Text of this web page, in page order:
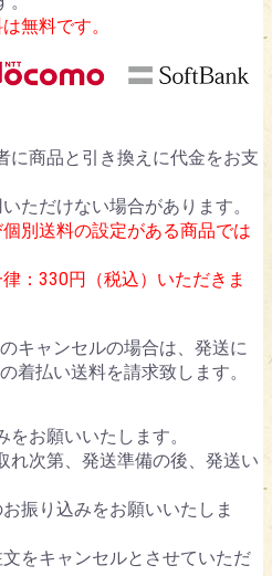
無料です。
に商品と引き換えに代金をお支
ただけない場合があります。
別送料の設定がある商品では
：330円（税込）いただきま
キャンセルの場合は、発送に
着払い送料を請求致します。
お願いいたします。
れ次第、発送準備の後、発送い
振り込みをお願いいたしま
をキャンセルとさせていただ